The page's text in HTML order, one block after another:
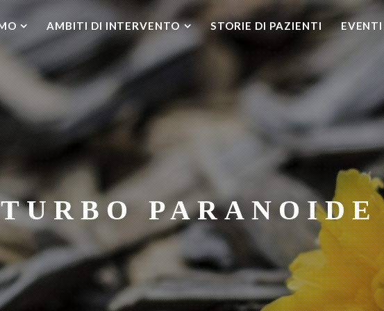
AMBITI DI INTERVENTO STORIE DI PAZIENTI EVENTI
PARANOIDE